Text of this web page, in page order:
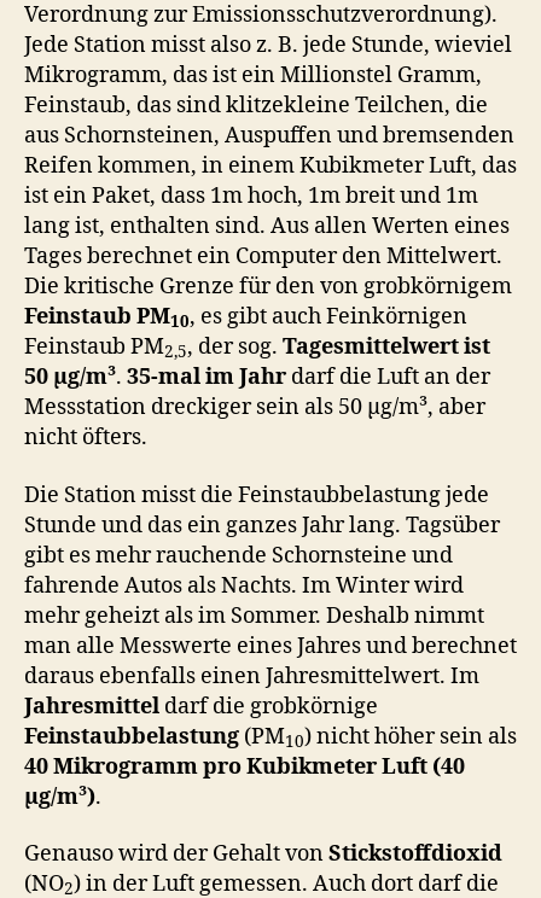
Verordnung zur Emissionsschutzverordnung).
Jede Station misst also z. B. jede Stunde, wieviel
Mikrogramm, das ist ein Millionstel Gramm,
Feinstaub, das sind klitzekleine Teilchen, die
aus Schornsteinen, Auspuffen und bremsenden
Reifen kommen, in einem Kubikmeter Luft, das
ist ein Paket, dass 1m hoch, 1m breit und 1m
lang ist, enthalten sind. Aus allen Werten eines
Tages berechnet ein Computer den Mittelwert.
Die kritische Grenze für den von grobkörnigem
Feinstaub PM10, es gibt auch Feinkörnigen
Feinstaub PM2,5, der sog. Tagesmittelwertist
50 μg/m³. 35-mal im Jahr darf die Luft an der
Messstation dreckiger sein als 50 μg/m³, aber
nicht öfters.
Die Station misst die Feinstaubbelastung jede
Stunde und das ein ganzes Jahr lang. Tagsüber
gibt es mehr rauchende Schornsteine und
fahrende Autos als Nachts. Im Winter wird
mehr geheizt als im Sommer. Deshalb nimmt
man alle Messwerte eines Jahres und berechnet
daraus ebenfalls einen Jahresmittelwert. Im
Jahresmittel darf die grobkörnige
Feinstaubbelastung (PM10) nicht höher sein als
40 Mikrogramm pro Kubikmeter Luft (40
μg/m³).
Genauso wird der Gehalt vonStickstoffdioxid
(NO2) in der Luft gemessen. Auch dort darf die